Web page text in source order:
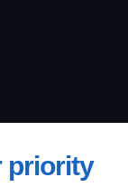
priority